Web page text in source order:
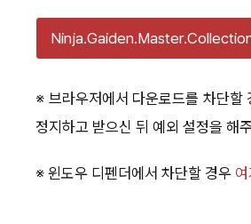
※ 브라우저에서 다운로드를 차단할
정지하고 받으신 뒤 예외 설정을 해
※ 윈도우 디펜더에서 차단할 경우